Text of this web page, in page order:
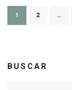
Paginação
de
1 2 …
BUSCAR